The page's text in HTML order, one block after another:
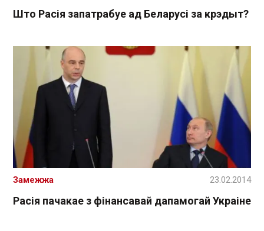
Што Расія запатрабуе ад Беларусі за крэдыт?
Расія пачакае з фінансавай дапамогай Украіне
Замежжа 23.02.2014